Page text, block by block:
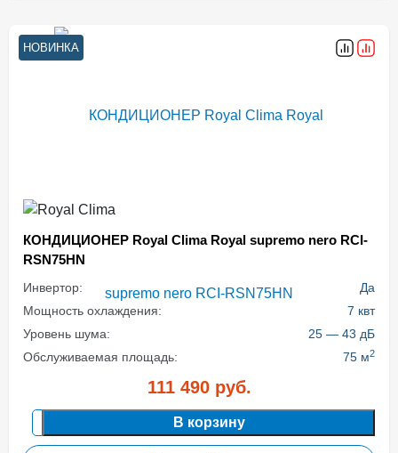
НОВИНКА
КОНДИЦИОНЕР Royal Clima Royal supremo nero RCI-
RSN75HN
Инвертор:
Да
Мощность охлаждения:
7 квт
Уровень шума:
25 — 43 дБ
Обслуживаемая площадь:
75 м2
111 490руб.
В корзину